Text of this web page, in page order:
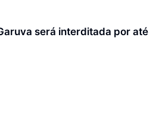
será interditada por até